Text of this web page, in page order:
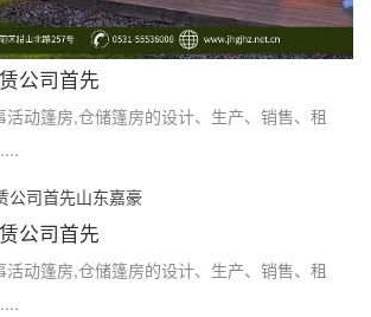
公司首先
动篷房,仓储篷房的设计、生产、销售、租
公司首先
动篷房,仓储篷房的设计、生产、销售、租